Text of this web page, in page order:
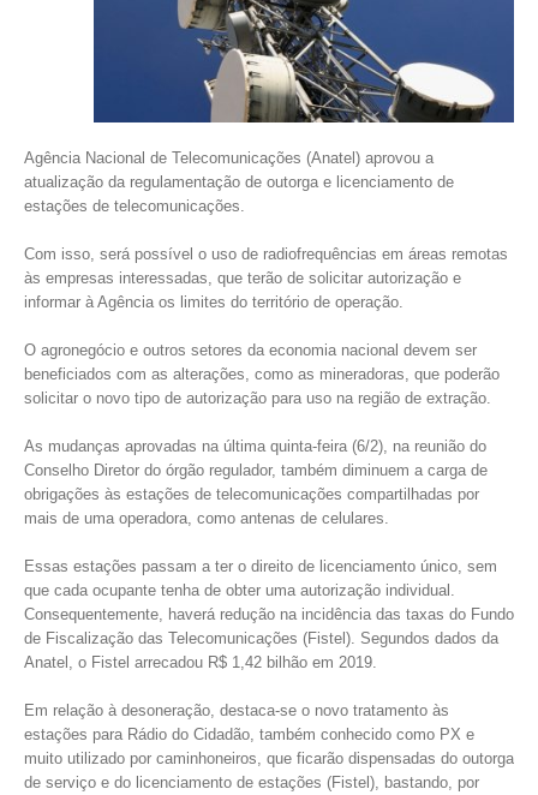
Agência Nacional de Telecomunicações (Anatel) aprovou a
atualização da regulamentação de outorga e licenciamento de
estações de telecomunicações.
Com isso, será possível o uso de radiofrequências em áreas remotas
às empresas interessadas, que terão de solicitar autorização e
informar à Agência os limites do território de operação.
O agronegócio e outros setores da economia nacional devem ser
beneficiados com as alterações, como as mineradoras, que poderão
solicitar o novo tipo de autorização para uso na região de extração.
As mudanças aprovadas na última quinta-feira (6/2), na reunião do
Conselho Diretor do órgão regulador, também diminuem a carga de
obrigações às estações de telecomunicações compartilhadas por
mais de uma operadora, como antenas de celulares.
Essas estações passam a ter o direito de licenciamento único, sem
que cada ocupante tenha de obter uma autorização individual.
Consequentemente, haverá redução na incidência das taxas do Fundo
de Fiscalização das Telecomunicações (Fistel). Segundos dados da
Anatel, o Fistel arrecadou R$ 1,42 bilhão em 2019.
Em relação à desoneração, destaca-se o novo tratamento às
estações para Rádio do Cidadão, também conhecido como PX e
muito utilizado por caminhoneiros, que ficarão dispensadas do outorga
de serviço e do licenciamento de estações (Fistel), bastando, por